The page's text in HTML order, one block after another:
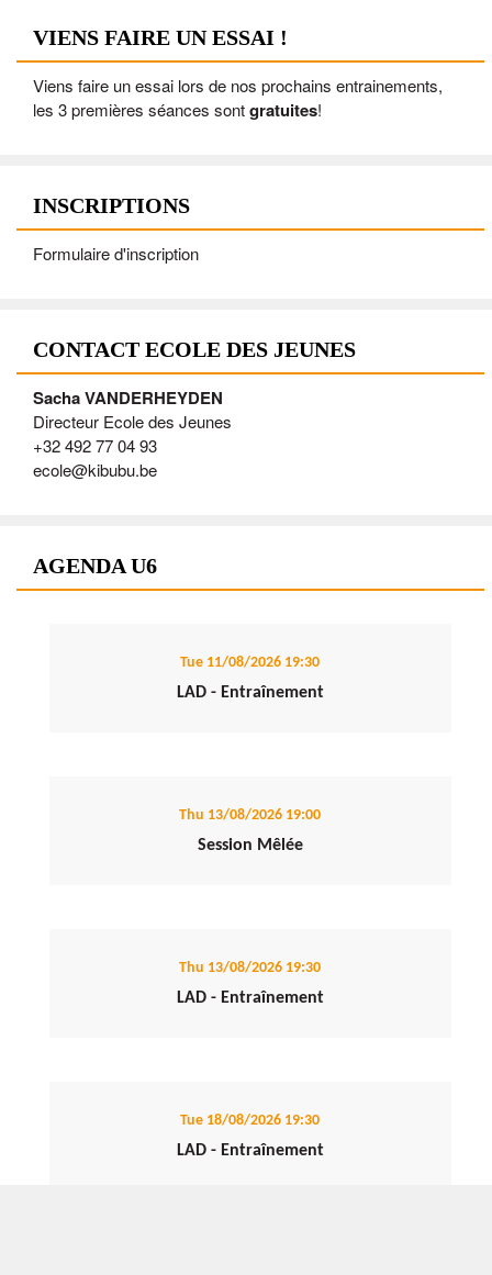
VIENS FAIRE UN ESSAI !
Viens faire un essai lors de nos prochains entrainements,
les 3 premières séances sontgratuites!
INSCRIPTIONS
Formulaire d'inscription
CONTACT ECOLE DES JEUNES
Sacha VANDERHEYDEN
Directeur Ecole des Jeunes
+32 492 77 04 93
ecole@kibubu.be
AGENDA U6
Tue 11/08/2026 19:30
LAD - Entraînement
Thu 13/08/2026 19:00
Session Mêlée
Thu 13/08/2026 19:30
LAD - Entraînement
Tue 18/08/2026 19:30
LAD - Entraînement